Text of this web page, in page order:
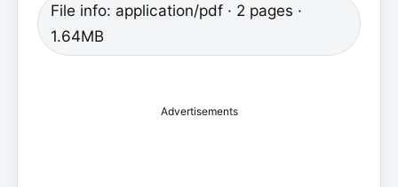
File info: application/pdf · 2 pages ·
1.64MB
Advertisements